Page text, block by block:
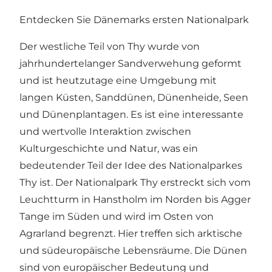
Entdecken Sie Dänemarks ersten Nationalpark
Der westliche Teil von Thy wurde von
jahrhundertelanger Sandverwehung geformt
und ist heutzutage eine Umgebung mit
langen Küsten, Sanddünen, Dünenheide, Seen
und Dünenplantagen. Es ist eine interessante
und wertvolle Interaktion zwischen
Kulturgeschichte und Natur, was ein
bedeutender Teil der Idee des Nationalparkes
Thy ist. Der Nationalpark Thy erstreckt sich vom
Leuchtturm in Hanstholm im Norden bis Agger
Tange im Süden und wird im Osten von
Agrarland begrenzt. Hier treffen sich arktische
und südeuropäische Lebensräume. Die Dünen
sind von europäischer Bedeutung und